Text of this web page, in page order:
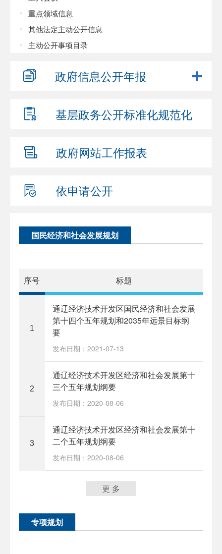
重点领域信息
其他法定主动公开信息
主动公开事项目录
政府信息公开年报
基层政务公开标准化规范化
政府网站工作报表
依申请公开
国民经济和社会发展规划
序号 标题
1
通辽经济技术开发区国民经济和社会发展
第十四个五年规划和2035年远景目标纲
要
发布日期：2021-07-13
2
通辽经济技术开发区经济和社会发展第十
三个五年规划纲要
发布日期：2020-08-06
3
通辽经济技术开发区经济和社会发展第十
二个五年规划纲要
发布日期：2020-08-06
更 多
专项规划